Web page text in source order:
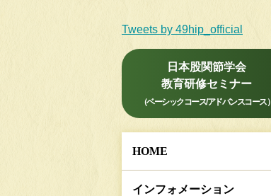
Tweets by 49hip_official
日本股関節学会
教育研修セミナー
（ベーシックコース/アドバンスコース）
HOME
インフォメーション